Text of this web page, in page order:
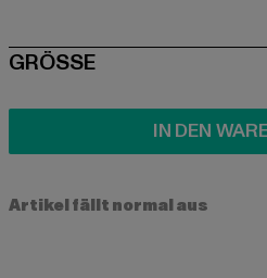
SIZE
GRÖSSE
IN DEN
Artikel fällt normal aus